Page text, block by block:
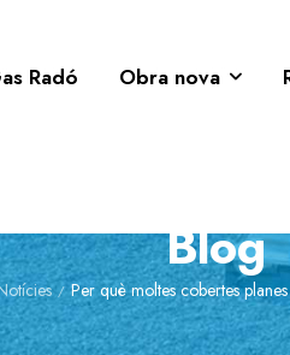
Radó Obra nova
Blog
/ Per què moltes cobertes